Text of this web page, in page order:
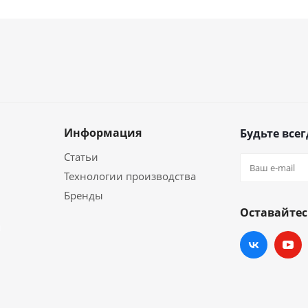
Информация
Статьи
Технологии производства
Бренды
Будьте